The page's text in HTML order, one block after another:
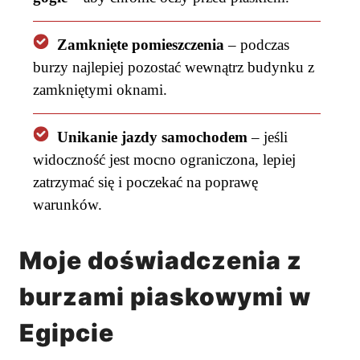
Zamknięte pomieszczenia – podczas
burzy najlepiej pozostać wewnątrz budynku z
zamkniętymi oknami.
Unikanie jazdy samochodem – jeśli
widoczność jest mocno ograniczona, lepiej
zatrzymać się i poczekać na poprawę
warunków.
Moje doświadczenia z
burzami piaskowymi w
Egipcie